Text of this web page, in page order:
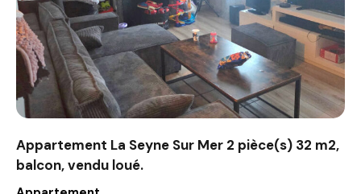
Appartement La Seyne Sur Mer 2 pièce(s) 32 m2,
balcon, vendu loué.